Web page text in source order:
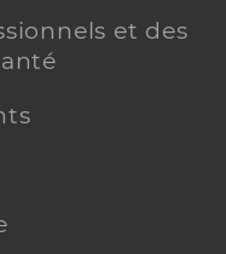
et des